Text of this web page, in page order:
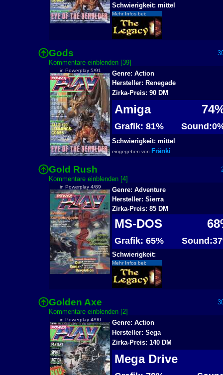
Schwierigkeit: mittel
Mehr Infos bei:
Gods
Kommentare einblenden [39]
in Powerplay 5/91
Genre: Action
Hersteller: Renegade
Zirka-Preis: 90 DM
Amiga
Grafik: 81%
Schwierigkeit: mittel
eingegeben von Fränki
Gold Rush
Kommentare einblenden [4]
in Powerplay 4/89
Genre: Adventure
Hersteller: Sierra
Zirka-Preis: 85 DM
MS-DOS
Grafik: 65%
Schwierigkeit:
Mehr Infos bei:
Golden Axe
Kommentare einblenden [2]
in Powerplay 4/90
Genre: Action
Hersteller: Sega
Zirka-Preis: 140 DM
Mega Drive